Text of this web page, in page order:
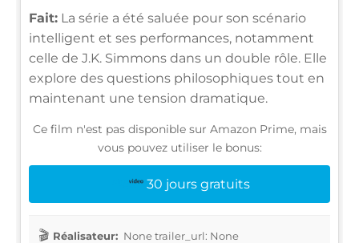
Fait: La série a été saluée pour son scénario
intelligent et ses performances, notamment
celle de J.K. Simmons dans un double rôle. Elle
explore des questions philosophiques tout en
maintenant une tension dramatique.
Ce film n'est pas disponible sur Amazon Prime, mais
vous pouvez utiliser le bonus:
30 jours gratuits
Réalisateur: None trailer_url: None